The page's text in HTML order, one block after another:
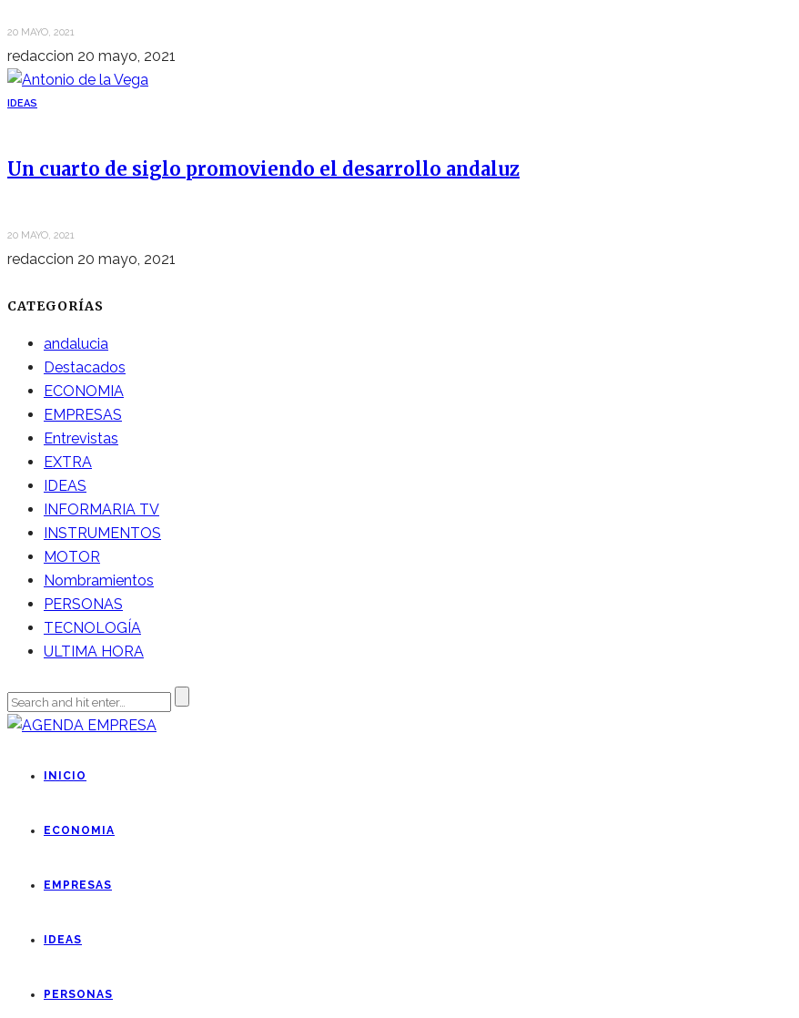
20 MAYO, 2021
redaccion 20 mayo, 2021
IDEAS
Un cuarto de siglo promoviendo el desarrollo andaluz
20 MAYO, 2021
redaccion 20 mayo, 2021
CATEGORÍAS
andalucia
Destacados
ECONOMIA
EMPRESAS
Entrevistas
EXTRA
IDEAS
INFORMARIA TV
INSTRUMENTOS
MOTOR
Nombramientos
PERSONAS
TECNOLOGÍA
ULTIMA HORA
INICIO
ECONOMIA
EMPRESAS
IDEAS
PERSONAS